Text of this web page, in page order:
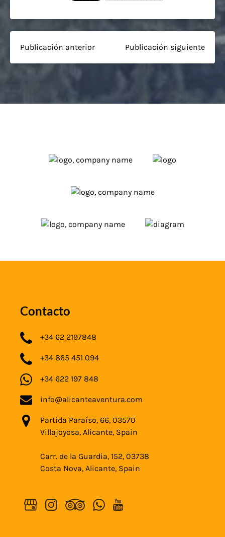
Publicación anterior Publicación siguiente
Contacto
+34 62 2197848
+34 865 451 094
+34 622 197 848
info@alicanteaventura.com
Partida Paraíso, 66, 03570
Villajoyosa, Alicante, Spain
Carr. de la Guardia, 152, 03738
Costa Nova, Alicante, Spain